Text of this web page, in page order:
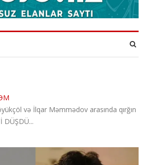
və İlqar Məmmədov arasında qırğın
DÜŞDÜ...